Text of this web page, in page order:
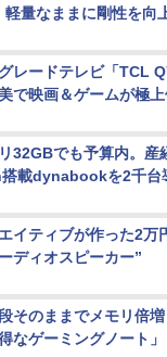
軽量なままに剛性を向
レードテレビ「TCL
で映画＆ゲームが極
32GBでも予算内。産
載dynabookを2千台
イティブが作った2万
ディオスピーカー”
そのままでメモリ倍
得なゲーミングノート」